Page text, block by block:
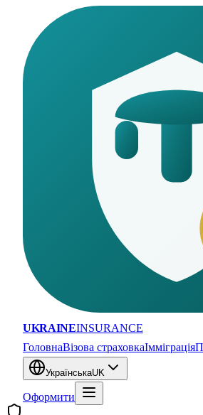
UKRAINEINSURANCE
ГоловнаВізова страховкаІмміграція
УкраїнськаUK
Оформити